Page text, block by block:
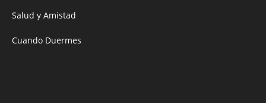
Salud y Amistad
Cuando Duermes